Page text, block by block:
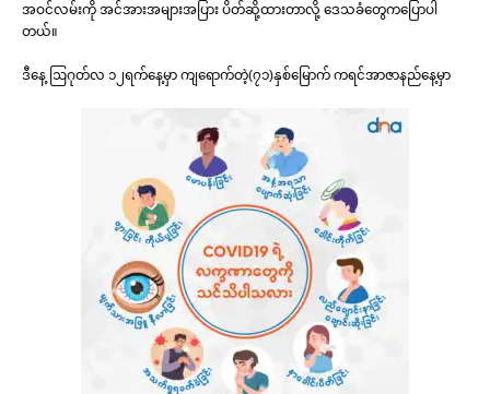
အဝင်လမ်းကို အင်အားအများအပြား ပိတ်ဆို့ထားတာလို့ ဒေသခံတွေကပြောပါ
တယ်။
ဒီနေ့ ဩဂုတ်လ ၁၂ရက်နေ့မှာ ကျရောက်တဲ့(၇၁)နှစ်မြောက် ကရင်အာဇာနည်နေ့မှာ